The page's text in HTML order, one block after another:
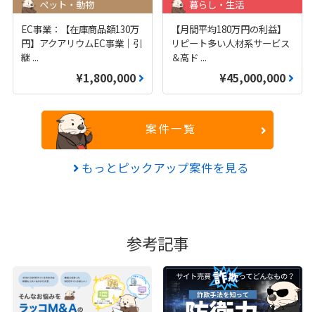
ペット・動物
EC事業：【在庫商品額130万
円】アクアリウムEC事業｜引
継 ...
¥1,800,000
暮らし・生活
【月間平均180万円の利益】
リピート多い人材系サービス
＆高ド ...
¥45,000,000
案件一覧
もっとピックアップ案件を見る
参考記事